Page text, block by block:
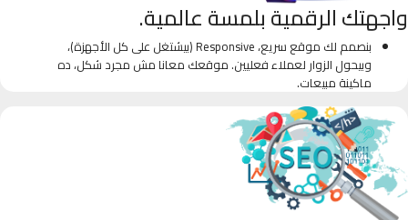
واجهتك الرقمية بلمسة عالمية.
بنصمم لك موقع سريع، Responsive (بيشتغل على كل الأجهزة)،
وبيحول الزوار لعملاء فعليين. موقعك معانا مش مجرد شكل، ده
ماكينة مبيعات.